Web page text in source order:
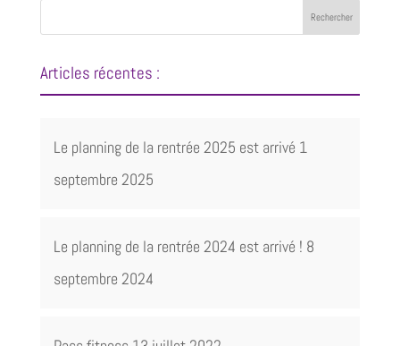
Articles récentes :
Le planning de la rentrée 2025 est arrivé 1
septembre 2025
Le planning de la rentrée 2024 est arrivé ! 8
septembre 2024